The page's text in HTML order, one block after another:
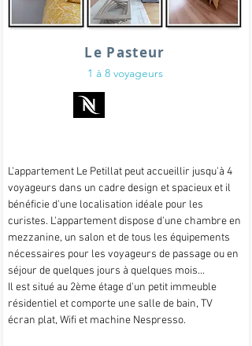
Le Pasteur
1 à 8 voyageurs
L'appartement Le Petillat peut accueillir jusqu'à 4
voyageurs dans un cadre design et spacieux et il
bénéficie d'une localisation idéale pour les
curistes. L'appartement dispose d'une chambre en
mezzanine, un salon et de tous les équipements
nécessaires pour les voyageurs de passage ou en
séjour de quelques jours à quelques mois...
Il est situé au 2ème étage d'un petit immeuble
résidentiel et comporte une salle de bain, TV
écran plat, Wifi et machine Nespresso.